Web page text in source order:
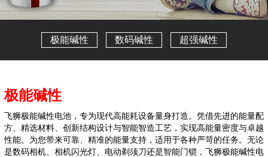
极能碱性 数码碱性 超强碱性
极能碱性
飞狮极能碱性电池，专为现代高能耗设备量身打造。凭借先进的能量配
方、精选材料、创新结构设计与智能智造工艺，实现高能量密度与卓越
性能。为您带来可靠、精准的能量支持，适用于各种严苛的任务。 无论
是数码相机、相机闪光灯、电动剃须刀还是智能门锁，飞狮极能碱性电